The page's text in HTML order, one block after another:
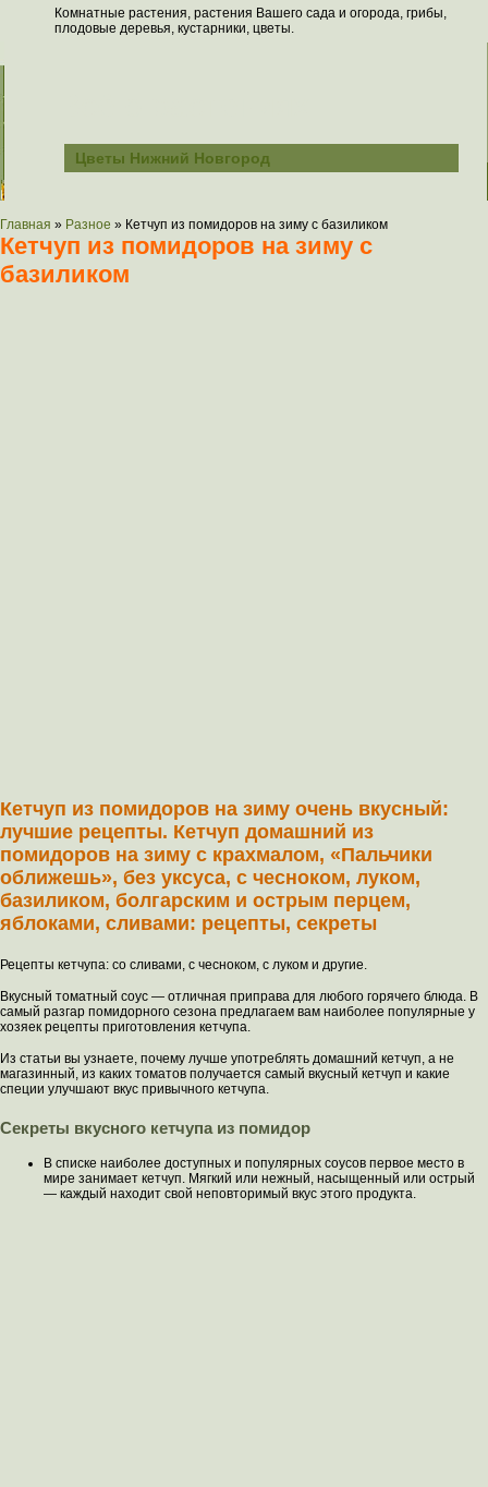
Комнатные растения, растения Вашего сада и огорода, грибы,
плодовые деревья, кустарники, цветы.
Цветы Нижний Новгород
Главная » Разное » Кетчуп из помидоров на зиму с базиликом
Кетчуп из помидоров на зиму с
базиликом
Кетчуп из помидоров на зиму очень вкусный:
лучшие рецепты. Кетчуп домашний из
помидоров на зиму с крахмалом, «Пальчики
оближешь», без уксуса, с чесноком, луком,
базиликом, болгарским и острым перцем,
яблоками, сливами: рецепты, секреты
Рецепты кетчупа: со сливами, с чесноком, с луком и другие.
Вкусный томатный соус — отличная приправа для любого горячего блюда. В
самый разгар помидорного сезона предлагаем вам наиболее популярные у
хозяек рецепты приготовления кетчупа.
Из статьи вы узнаете, почему лучше употреблять домашний кетчуп, а не
магазинный, из каких томатов получается самый вкусный кетчуп и какие
специи улучшают вкус привычного кетчупа.
Секреты вкусного кетчупа из помидор
В списке наиболее доступных и популярных соусов первое место в
мире занимает кетчуп. Мягкий или нежный, насыщенный или острый
— каждый находит свой неповторимый вкус этого продукта.